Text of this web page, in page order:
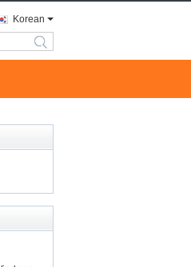
Korean
search